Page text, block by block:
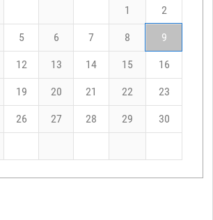
1 2
5 6 7 8 9
12 13 14 15 16
19 20 21 22 23
26 27 28 29 30